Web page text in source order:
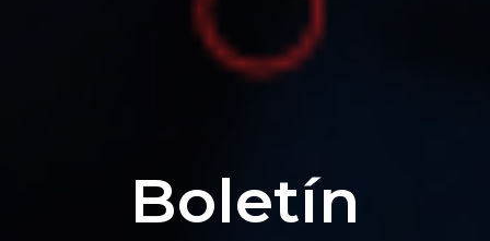
Boletín